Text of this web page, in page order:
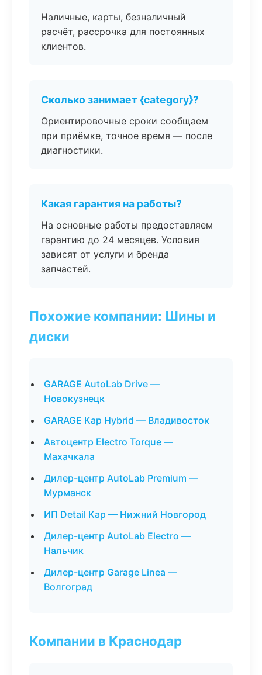
Наличные, карты, безналичный
расчёт, рассрочка для постоянных
клиентов.
Сколько занимает {category}?
Ориентировочные сроки сообщаем
при приёмке, точное время — после
диагностики.
Какая гарантия на работы?
На основные работы предоставляем
гарантию до 24 месяцев. Условия
зависят от услуги и бренда
запчастей.
Похожие компании: Шины и
диски
GARAGE AutoLab Drive —
Новокузнецк
GARAGE Кар Hybrid — Владивосток
Автоцентр Electro Torque —
Махачкала
Дилер-центр AutoLab Premium —
Мурманск
ИП Detail Кар — Нижний Новгород
Дилер-центр AutoLab Electro —
Нальчик
Дилер-центр Garage Linea —
Волгоград
Компании в Краснодар